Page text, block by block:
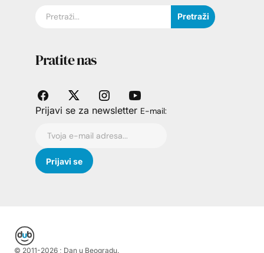
Pretraži
Pratite nas
Prijavi se za newsletter E-mail:
© 2011-2026 ; Dan u Beogradu.